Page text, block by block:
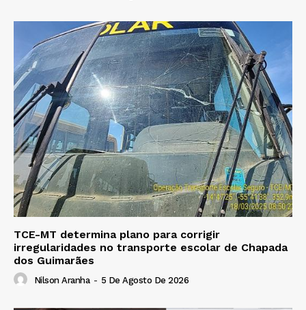
TCE-MT determina plano para corrigir
irregularidades no transporte escolar de Chapada
dos Guimarães
Nilson Aranha - 5 De Agosto De 2026